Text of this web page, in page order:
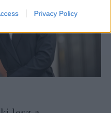
Privacy Policy